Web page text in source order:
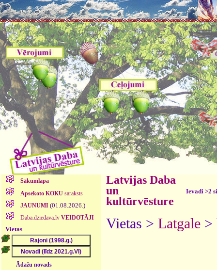
Sākumlapa
Apsekoto KOKUsaraksts
JAUNUMI (01.08.2026.)
Daba.dziedava.lv VEIDOTĀJI
Vietas
Ādažu novads
Latvijas Daba
un
kultūrvēsture
Ievadi >2
Vietas > Latgale >